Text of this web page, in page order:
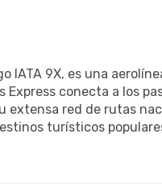
IATA 9X, es una
conecta a los
extensa red de rutas
turísticos